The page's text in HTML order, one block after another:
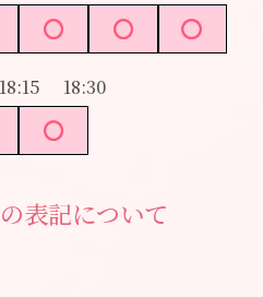
18:15 18:30
表記について